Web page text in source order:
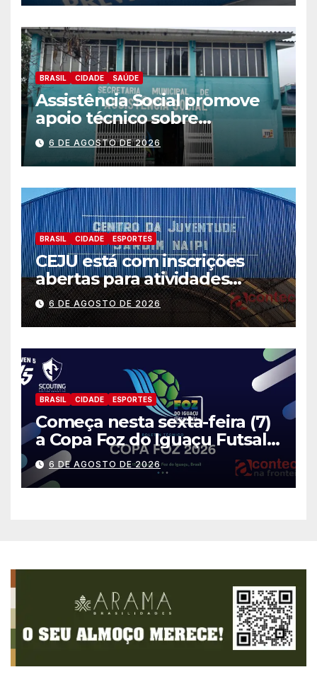
BRASIL CIDADE SAÚDE
Assistência Social promove
apoio técnico sobre
preparação e resposta a
situações de emergência e
calamidade pública
6 DE AGOSTO DE 2026
BRASIL CIDADE ESPORTES
CEJU está com inscrições
abertas para atividades
gratuitas
6 DE AGOSTO DE 2026
BRASIL CIDADE ESPORTES
Começa nesta sexta-feira (7)
a Copa Foz do Iguaçu Futsal
2026 com equipes de quatro
países
6 DE AGOSTO DE 2026